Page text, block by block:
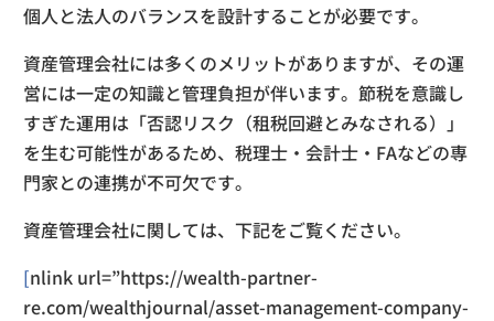
個人と法人のバランスを設計することが必要です。
資産管理会社には多くのメリットがありますが、その運
営には一定の知識と管理負担が伴います。節税を意識し
すぎた運用は「否認リスク（租税回避とみなされる）」
を生む可能性があるため、税理士・会計士・FAなどの専
門家との連携が不可欠です。
資産管理会社に関しては、下記をご覧ください。
[nlink url=”https://wealth-partner-
re.com/wealthjournal/asset-management-company-